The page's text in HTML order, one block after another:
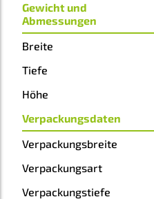
Gewicht und
Abmessungen
Breite
Tiefe
Höhe
Verpackungsdaten
Verpackungsbreite
Verpackungsart
Verpackungstiefe